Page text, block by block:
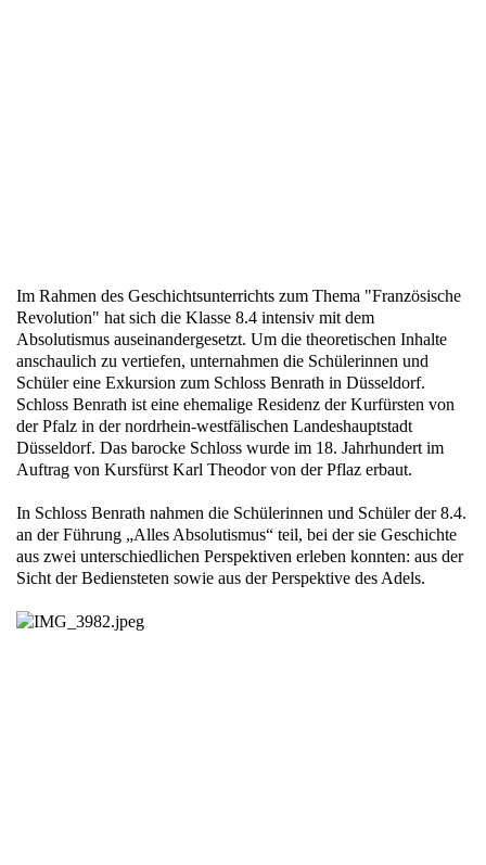
Im Rahmen des Geschichtsunterrichts zum Thema "Französische
Revolution" hat sich die Klasse 8.4 intensiv mit dem
Absolutismus auseinandergesetzt. Um die theoretischen Inhalte
anschaulich zu vertiefen, unternahmen die Schülerinnen und
Schüler eine Exkursion zum Schloss Benrath in Düsseldorf.
Schloss Benrath ist eine ehemalige Residenz der Kurfürsten von
der Pfalz in der nordrhein-westfälischen Landeshauptstadt
Düsseldorf. Das barocke Schloss wurde im 18. Jahrhundert im
Auftrag von Kursfürst Karl Theodor von der Pflaz erbaut.
In Schloss Benrath nahmen die Schülerinnen und Schüler der 8.4.
an der Führung „Alles Absolutismus“ teil, bei der sie Geschichte
aus zwei unterschiedlichen Perspektiven erleben konnten: aus der
Sicht der Bediensteten sowie aus der Perspektive des Adels.